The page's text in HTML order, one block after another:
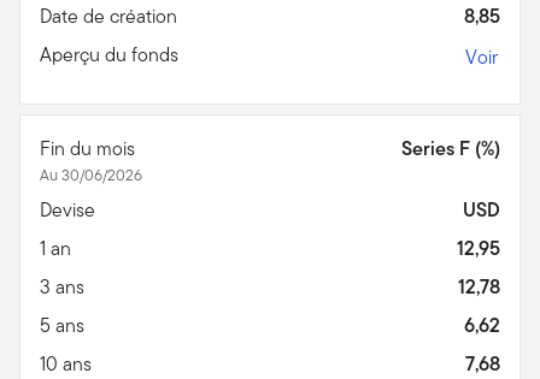
Date de création
8,85
Aperçu du fonds
Voir
Fin du mois
Au 30/06/2026
Series F (%)
Devise
USD
1 an
12,95
3 ans
12,78
5 ans
6,62
10 ans
7,68